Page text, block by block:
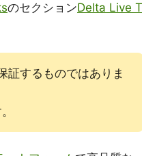
のセクションDelta Live T
証するものではありま